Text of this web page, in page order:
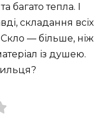
багато тепла. І
складання всіх
— більше, ніж
із душею.